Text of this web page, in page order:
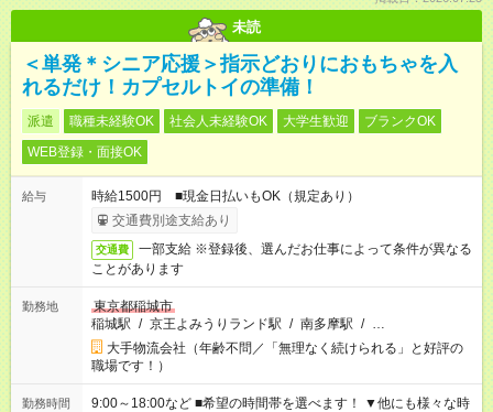
未読
＜単発＊シニア応援＞指示どおりにおもちゃを入
れるだけ！カプセルトイの準備！
派遣 職種未経験OK 社会人未経験OK 大学生歓迎
ブランクOK
WEB登録・面接OK
給与
時給1500円 ■現金日払いもOK（規定あり）
交通費別途支給あり
交通費
一部支給 ※登録後、選んだお仕事によって条件が異なる
ことがあります
勤務地
東京都稲城市
稲城駅 / 京王よみうりランド駅 / 南多摩駅 / …
大手物流会社（年齢不問／「無理なく続けられる」と好評の
職場です！）
勤務時間
9:00～18:00など ■希望の時間帯を選べます！ ▼他にも様々な時